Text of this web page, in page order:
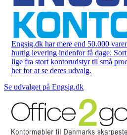
Engsig.dk har mere end 50.000
hurtig levering indenfor få dage.
lige fra stort kontorudstyr til små
her for at se deres udvalg.
Se udvalget på Engsig.dk